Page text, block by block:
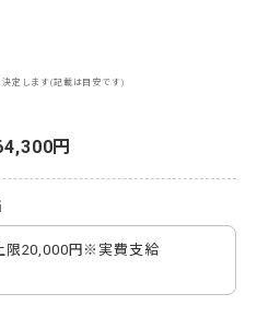
定します(記載は目安です)
円
限20,000円※実費支給